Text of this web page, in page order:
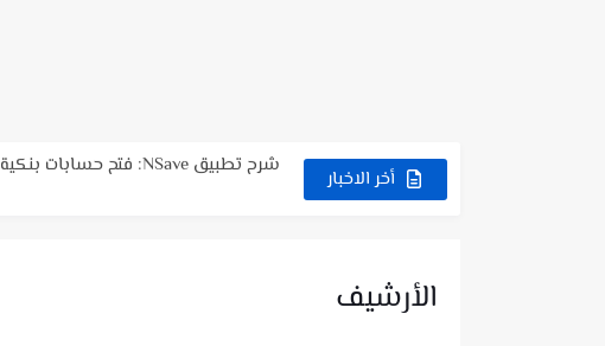
أخر الاخبار
شرح موقع LuckyWatch 🎮 | مراجعة كاملة + تجربة...
الأرشيف